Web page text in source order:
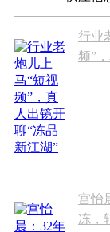
行业
频”
宫怡
冻，